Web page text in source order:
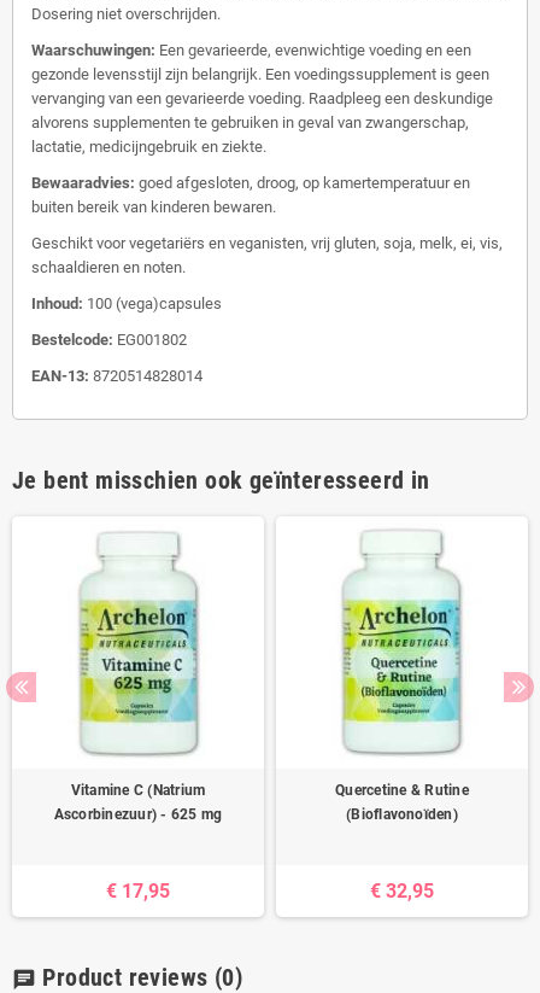
Dosering niet overschrijden.
Waarschuwingen: Een gevarieerde, evenwichtige voeding en een
gezonde levensstijl zijn belangrijk. Een voedingssupplement is geen
vervanging van een gevarieerde voeding. Raadpleeg een deskundige
alvorens supplementen te gebruiken in geval van zwangerschap,
lactatie, medicijngebruik en ziekte.
Bewaaradvies: goed afgesloten, droog, op kamertemperatuur en
buiten bereik van kinderen bewaren.
Geschikt voor vegetariërs en veganisten, vrij gluten, soja, melk, ei, vis,
schaaldieren en noten.
Inhoud: 100 (vega)capsules
Bestelcode: EG001802
EAN-13: 8720514828014
Je bent misschien ook geïnteresseerd in
Vitamine C (Natrium
Ascorbinezuur) - 625 mg
€ 17,95
Quercetine & Rutine
(Bioflavonoïden)
€ 32,95
chat Product reviews (0)